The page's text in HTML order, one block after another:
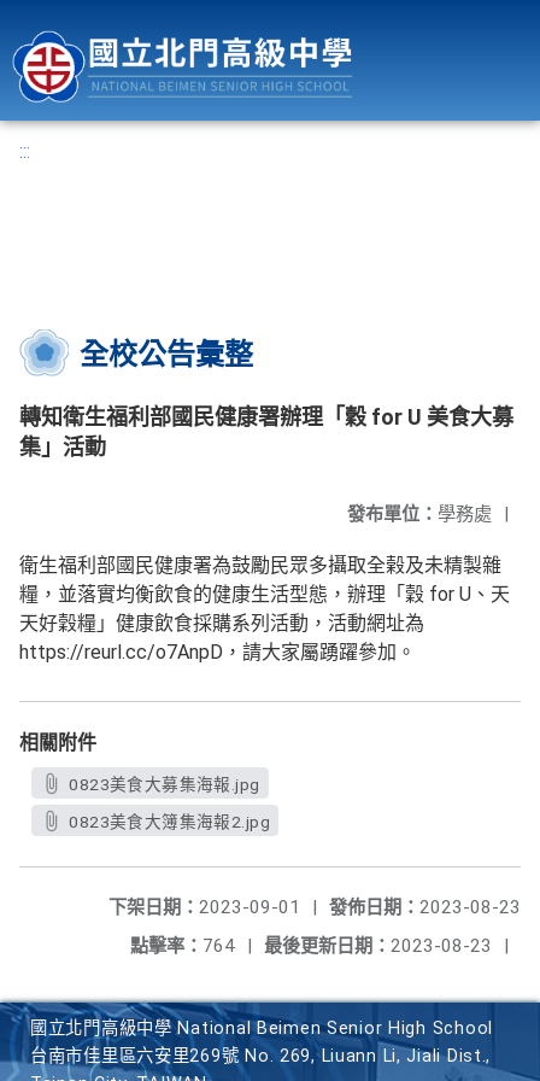
:::
全校公告彙整
轉知衛生福利部國民健康署辦理「穀 for U 美食大募
集」活動
發布單位： 學務處 |
衛生福利部國民健康署為鼓勵民眾多攝取全榖及未精製雜
糧，並落實均衡飲食的健康生活型態，辦理「穀 for U、天
天好穀糧」健康飲食採購系列活動，活動網址為
https://reurl.cc/o7AnpD，請大家屬踴躍參加。
相關附件
0823美食大募集海報.jpg
0823美食大簿集海報2.jpg
發佈日期： 2023-08-23
下架日期： 2023-09-01
|
最後更新日期： 2023-08-23 |
點擊率： 764 |
國立北門高級中學 National Beimen Senior High School
台南市佳里區六安里269號 No. 269, Liuann Li, Jiali Dist.,